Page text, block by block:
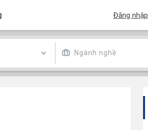
Đăng nhập
Ngành nghề